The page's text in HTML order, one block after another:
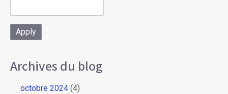
Archives du blog
octobre 2024 (4)